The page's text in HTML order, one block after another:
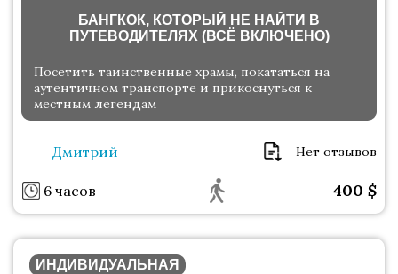
БАНГКОК, КОТОРЫЙ НЕ НАЙТИ В
ПУТЕВОДИТЕЛЯХ (ВСЁ ВКЛЮЧЕНО)
Посетить таинственные храмы, покататься на
аутентичном транспорте и прикоснуться к
местным легендам
Дмитрий Нет отзывов
6 часов 400 $
ИНДИВИДУАЛЬНАЯ